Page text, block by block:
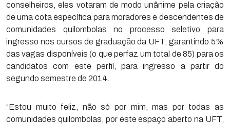
conselheiros, eles votaram de modo unânime pela criação
de uma cota específica para moradores e descendentes de
comunidades quilombolas no processo seletivo para
ingresso nos cursos de graduação da UFT, garantindo 5%
das vagas disponíveis (o que perfaz um total de 85) para os
candidatos com este perfil, para ingresso a partir do
segundo semestre de 2014.
“Estou muito feliz, não só por mim, mas por todas as
comunidades quilombolas, por este espaço aberto na UFT,